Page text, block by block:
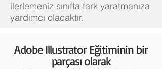
ilerlemeniz sınıfta fark yaratmanıza
yardımcı olacaktır.
Adobe Illustrator Eğitiminin bir
parçası olarak